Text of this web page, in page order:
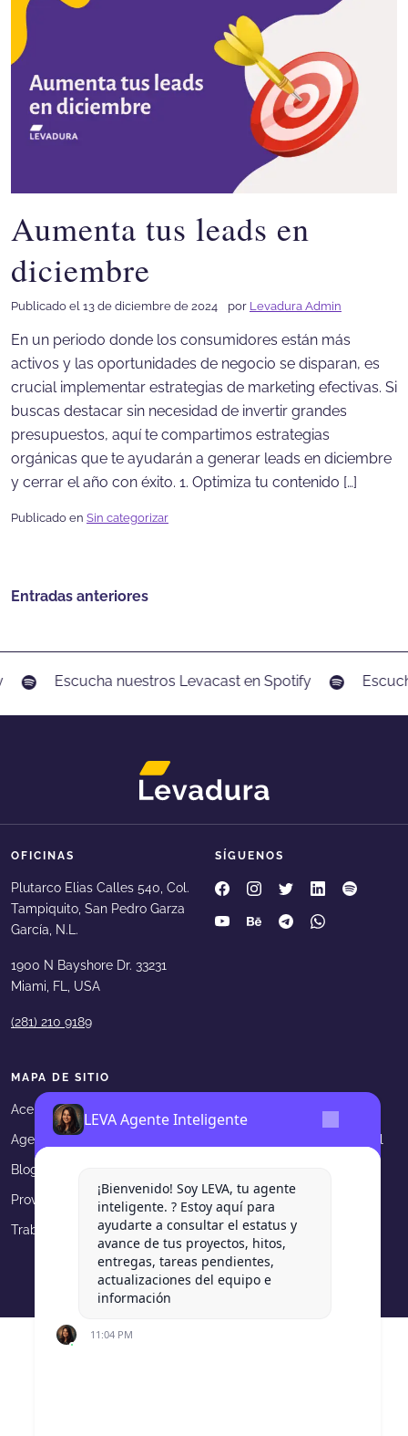
LEVA Agente Inteligente
¡Bienvenido! Soy LEVA, tu agente
inteligente. ? Estoy aquí para
ayudarte a consultar el estatus y
avance de tus proyectos, hitos,
entregas, tareas pendientes,
actualizaciones del equipo e
información
11:04 PM
Aumenta tus leads en
diciembre
Publicado el 13 de diciembre de 2024 por Levadura Admin
En un periodo donde los consumidores están más
activos y las oportunidades de negocio se disparan, es
crucial implementar estrategias de marketing efectivas. Si
buscas destacar sin necesidad de invertir grandes
presupuestos, aquí te compartimos estrategias
orgánicas que te ayudarán a generar leads en diciembre
y cerrar el año con éxito. 1. Optimiza tu contenido […]
Publicado en Sin categorizar
Navegación
entradas
Entradas anteriores
Escucha nuestros Levacast en Spotify
OFICINAS
Plutarco Elias Calles 540, Col.
Tampiquito, San Pedro Garza
García, N.L.
1900 N Bayshore Dr. 33231
Miami, FL, USA
(281) 210 9189
SÍGUENOS
Levadura Agencia en
Levadura Agencia en
Levadura Agencia
Levadura
Levadura Agencia en youtube
Levadura Agencia en
Levadura Agencia
Levadura
MAPA DE SITIO
Acerca de Levadura
Agencia Digital Asesorías en Marketing Digital
Blog
Proveedores Aviso de privacidad
Trabaja en Levadura